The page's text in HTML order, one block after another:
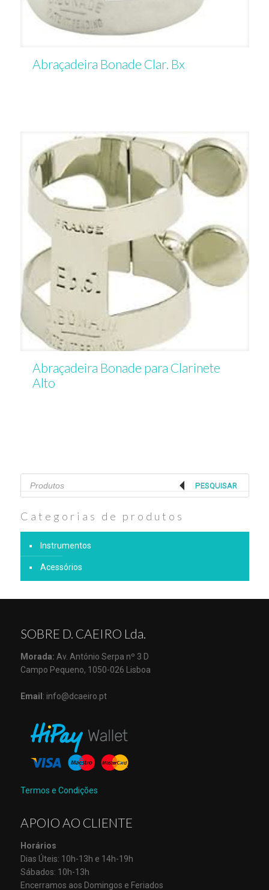
Abraçadeira Bonade Clar. Bx
Abraçadeira Bonade para Clarinete
Alto
Products
search
PESQUISAR
Categorias de produtos
Instrumentos
Acessórios
SOBRE D. CAEIRO Lda.
Morada: Av. António Serpa nº 3 D
Campo Pequeno, 1050-026 Lisboa
Email : info@dcaeiro.pt
Termos e Condições
APOIO AO CLIENTE
Horários
Dias Úteis: 10h-13h e 14h-19h
Sábados: 10h-13h
Encerramos aos Domingos e Feriados